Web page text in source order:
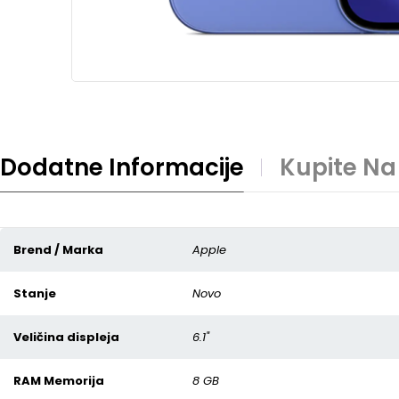
Dodatne Informacije Kupite
Brend / Marka Apple
Stanje Novo
Veličina displeja 6.1"
RAM Memorija 8 GB